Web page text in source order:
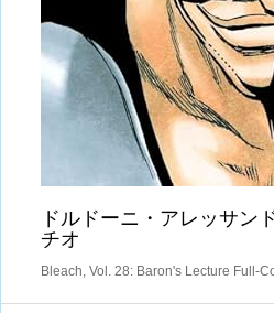
ドルドーニ・アレッサン
チオ
Bleach, Vol. 28: Baron's Lecture Full-